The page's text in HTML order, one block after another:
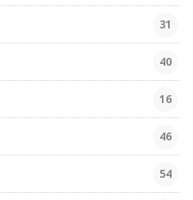
31
40
16
46
54